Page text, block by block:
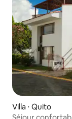
Villa ⋅ Quito